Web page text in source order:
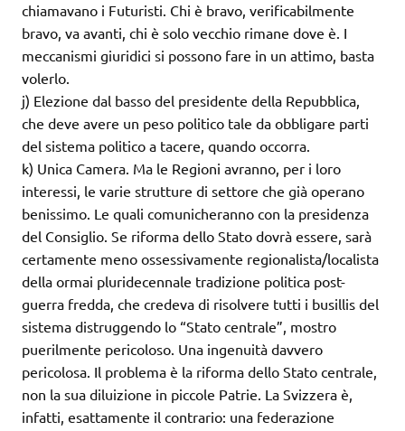
chiamavano i Futuristi. Chi è bravo, verificabilmente
bravo, va avanti, chi è solo vecchio rimane dove è. I
meccanismi giuridici si possono fare in un attimo, basta
volerlo.
j) Elezione dal basso del presidente della Repubblica,
che deve avere un peso politico tale da obbligare parti
del sistema politico a tacere, quando occorra.
k) Unica Camera. Ma le Regioni avranno, per i loro
interessi, le varie strutture di settore che già operano
benissimo. Le quali comunicheranno con la presidenza
del Consiglio. Se riforma dello Stato dovrà essere, sarà
certamente meno ossessivamente regionalista/localista
della ormai pluridecennale tradizione politica post-
guerra fredda, che credeva di risolvere tutti i busillis del
sistema distruggendo lo “Stato centrale”, mostro
puerilmente pericoloso. Una ingenuità davvero
pericolosa. Il problema è la riforma dello Stato centrale,
non la sua diluizione in piccole Patrie. La Svizzera è,
infatti, esattamente il contrario: una federazione